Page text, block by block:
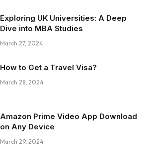
Exploring UK Universities: A Deep
Dive into MBA Studies
March 27, 2024
How to Get a Travel Visa?
March 28, 2024
Amazon Prime Video App Download
on Any Device
March 29, 2024